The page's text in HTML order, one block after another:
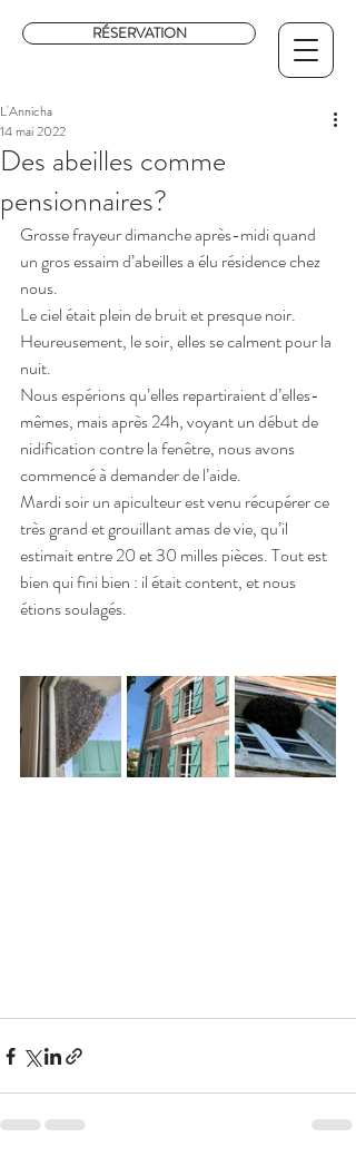
RÉSERVATION
Des abeilles comme
pensionnaires?
L'Annicha
14 mai 2022
Grosse frayeur dimanche après-midi quand
un gros essaim d’abeilles a élu résidence chez
nous.
Le ciel était plein de bruit et presque noir.
Heureusement, le soir, elles se calment pour la
nuit.
Nous espérions qu’elles repartiraient d’elles-
mêmes, mais après 24h, voyant un début de
nidification contre la fenêtre, nous avons
commencé à demander de l’aide.
Mardi soir un apiculteur est venu récupérer ce
très grand et grouillant amas de vie, qu’il
estimait entre 20 et 30 milles pièces. Tout est
bien qui fini bien : il était content, et nous
étions soulagés.